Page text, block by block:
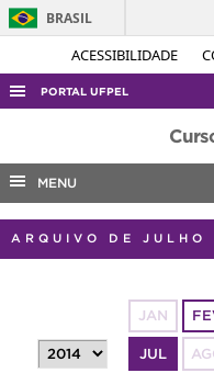
ACESSIBILIDADE
BRASIL
PORTAL UFPEL
ACESSO À INFORMAÇÃO
AUDITORIA
COBALTO
CONCURSOS
OUVIDORIA
MENU
ARQUIVO DE JULHO
JAN
JUL